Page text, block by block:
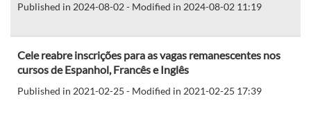
Published in 2024-08-02 - Modified in 2024-08-02 11:19
Cele reabre inscrições para as vagas remanescentes nos
cursos de Espanhol, Francês e Inglês
Published in 2021-02-25 - Modified in 2021-02-25 17:39